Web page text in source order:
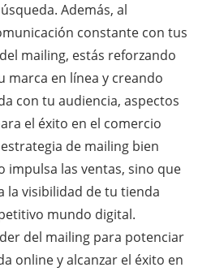
Además, al
constante con tus
mailing, estás reforzando
marca en línea y creando
con tu audiencia, aspectos
el éxito en el comercio
de mailing bien
impulsa las ventas, sino que
la visibilidad de tu tienda
mundo digital.
del mailing para potenciar
online y alcanzar el éxito en